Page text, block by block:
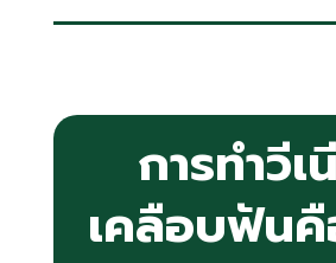
การทำวีเ
เคลือบฟันคื